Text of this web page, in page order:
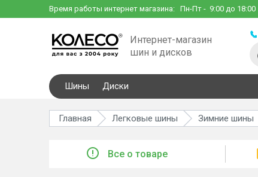
Время работы интернет магазина: Пн-Пт - 9:00 до 18:00
Интернет-магазин
шин и дисков
Шины Диски
Главная Легковые шины Зимние шины
Все о товаре